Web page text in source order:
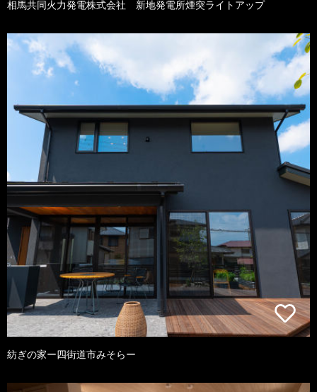
相馬共同火力発電株式会社 新地発電所煙突ライトアップ
紡ぎの家ー四街道市みそらー